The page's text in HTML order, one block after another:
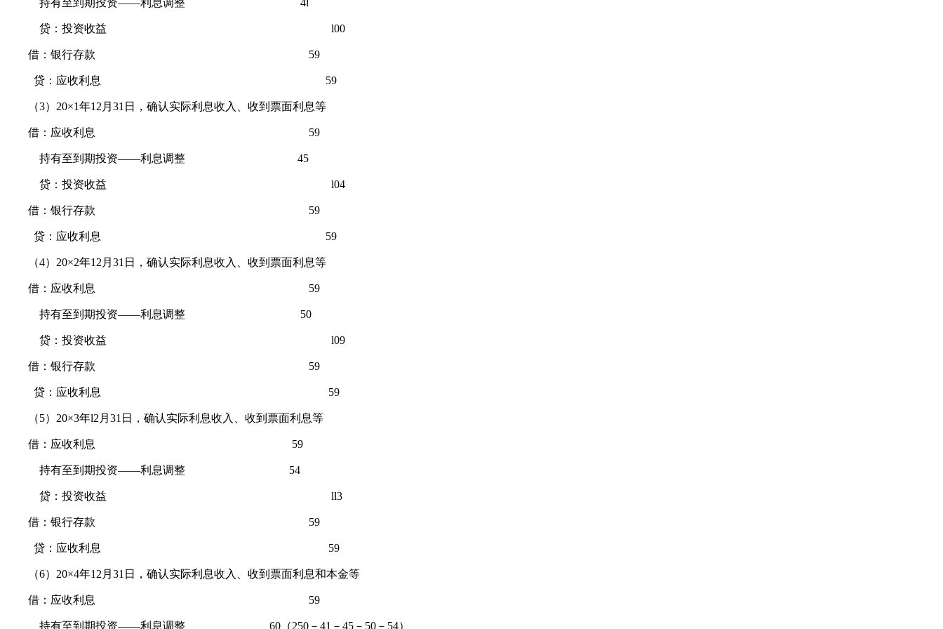
持有至到期投资——利息调整 4l
贷：投资收益 l00
借：银行存款 59
贷：应收利息 59
（3）20×1年12月31日，确认实际利息收入、收到票面利息等
借：应收利息 59
持有至到期投资——利息调整 45
贷：投资收益 l04
借：银行存款 59
贷：应收利息 59
（4）20×2年12月31日，确认实际利息收入、收到票面利息等
借：应收利息 59
持有至到期投资——利息调整 50
贷：投资收益 l09
借：银行存款 59
贷：应收利息 59
（5）20×3年l2月31日，确认实际利息收入、收到票面利息等
借：应收利息 59
持有至到期投资——利息调整 54
贷：投资收益 ll3
借：银行存款 59
贷：应收利息 59
（6）20×4年12月31日，确认实际利息收入、收到票面利息和本金等
借：应收利息 59
持有至到期投资——利息调整 60（250－41－45－50－54）